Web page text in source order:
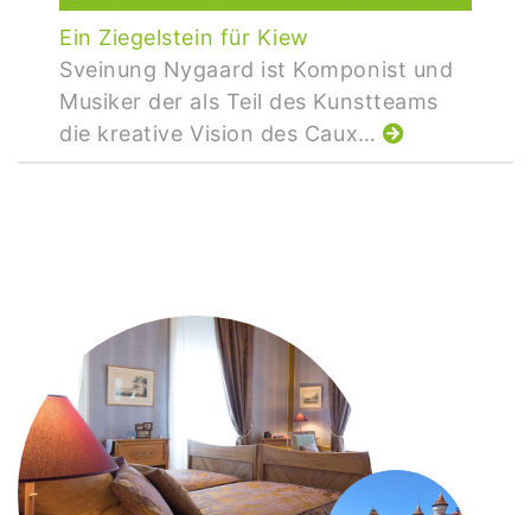
Ein Ziegelstein für Kiew
Sveinung Nygaard ist Komponist und
Musiker der als Teil des Kunstteams
die kreative Vision des Caux…